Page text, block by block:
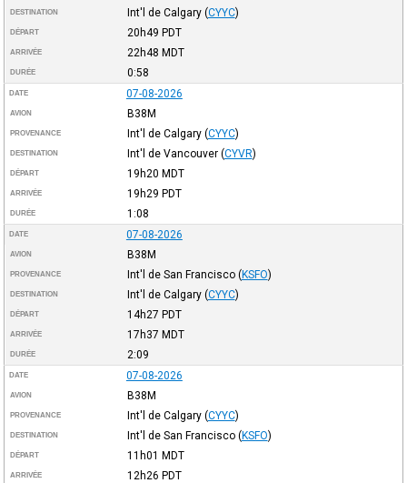
DESTINATION Int'l de Calgary (CYYC)
DÉPART 20h49 PDT
ARRIVÉE 22h48 MDT
DURÉE 0:58
DATE 07-08-2026
AVION B38M
PROVENANCE Int'l de Calgary (CYYC)
DESTINATION Int'l de Vancouver (CYVR)
DÉPART 19h20 MDT
ARRIVÉE 19h29 PDT
DURÉE 1:08
DATE 07-08-2026
AVION B38M
PROVENANCE Int'l de San Francisco (KSFO)
DESTINATION Int'l de Calgary (CYYC)
DÉPART 14h27 PDT
ARRIVÉE 17h37 MDT
DURÉE 2:09
DATE 07-08-2026
AVION B38M
PROVENANCE Int'l de Calgary (CYYC)
DESTINATION Int'l de San Francisco (KSFO)
DÉPART 11h01 MDT
ARRIVÉE 12h26 PDT